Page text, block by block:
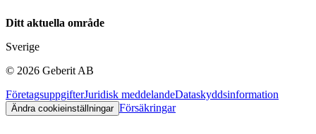
Ditt aktuella område
Sverige
© 2026 Geberit AB
FöretagsuppgifterJuridisk meddelandeDataskyddsinformation
Ändra cookieinställningar Försäkringar